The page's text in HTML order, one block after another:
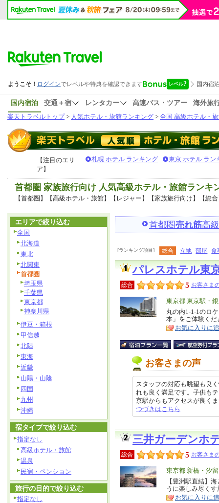
国内宿泊 交通＋宿 レンタカー 高速バス・ツアー
海外旅
楽天トラベルトップ> 人気ホテル・旅館ランキング > 全国 高級ホテル・
【注目のエリ
ア】
札幌 ホテル ランキング 東京 ホテル ラン
首都圏 家族旅行向け 人気高級ホテル・旅館ランキ
【首都圏】【高級ホテル・旅館】【レジャー】【家族旅行向け】【総
首都圏売れ筋高
[ランキング項目] 総合 立地 部屋 食
パレスホテル東
総合 5 お客さま
エ
リ
ア
東京都 東京駅・
特
徴
丸の内1-1-1のロ
本」をご体験くだ
お気に入りに
お客さまの声
スタッフの対応も眺望も良
れも良く満足です。子供も
京駅からもアクセスが良く
つづきはこちら
三井ガーデンホ
総合 5 お客さま
エ
リ
ア
東京都 新橋・汐
特
徴
【豊洲駅直結】
うに楽しみ尽く
お気に入りに
エリアで絞り込む
全国
北海道
東北
北関東
首都圏
埼玉県
千葉県
東京都
神奈川県
伊豆・箱根
甲信越
北陸
東海
近畿
山陽・山陰
四国
九州
沖縄
宿タイプで絞り込む
指定なし
高級ホテル・旅館
温泉
民宿・ペンション
旅行の目的で絞り込む
指定なし